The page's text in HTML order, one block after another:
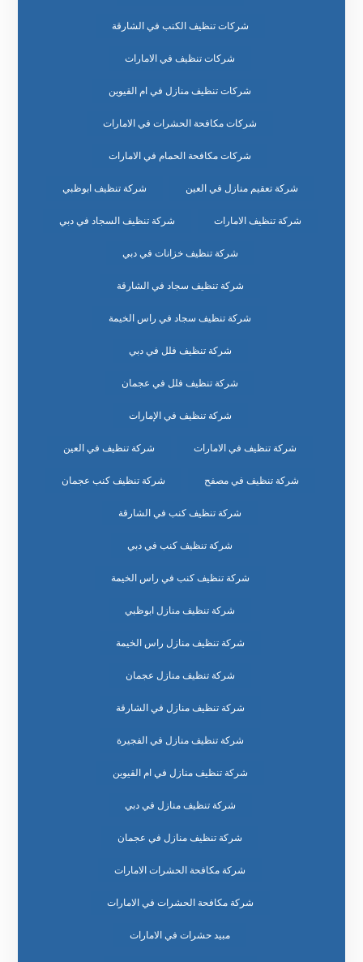
شركات تنظيف الكنب في الشارقة
شركات تنظيف في الامارات
شركات تنظيف منازل في ام القيوين
شركات مكافحة الحشرات في الامارات
شركات مكافحة الحمام في الامارات
شركة تعقيم منازل في العين شركة تنظيف ابوظبي
شركة تنظيف الامارات شركة تنظيف السجاد في دبي
شركة تنظيف خزانات في دبي
شركة تنظيف سجاد في الشارقة
شركة تنظيف سجاد في راس الخيمة
شركة تنظيف فلل في دبي
شركة تنظيف فلل في عجمان
شركة تنظيف في الإمارات
شركة تنظيف في الامارات شركة تنظيف في العين
شركة تنظيف في مصفح شركة تنظيف كنب عجمان
شركة تنظيف كنب في الشارقة
شركة تنظيف كنب في دبي
شركة تنظيف كنب في راس الخيمة
شركة تنظيف منازل ابوظبي
شركة تنظيف منازل راس الخيمة
شركة تنظيف منازل عجمان
شركة تنظيف منازل في الشارقة
شركة تنظيف منازل في الفجيرة
شركة تنظيف منازل في ام القيوين
شركة تنظيف منازل في دبي
شركة تنظيف منازل في عجمان
شركة مكافحة الحشرات الامارات
شركة مكافحة الحشرات في الامارات
مبيد حشرات في الامارات